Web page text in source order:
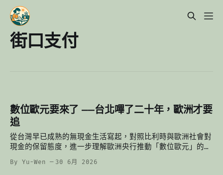
街口支付
數位歐元要來了 ——台北嗶了二十年，歐洲才要
追
從台灣早已成熟的無現金生活寫起，對照比利時與歐洲社會對
現金的保留態度，進一步理解歐洲央行推動「數位歐元」的真
By Yu-Wen 30 6月 2026